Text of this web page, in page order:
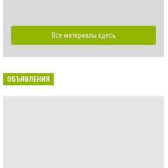
Все материалы здесь
ОБЪЯВЛЕНИЯ